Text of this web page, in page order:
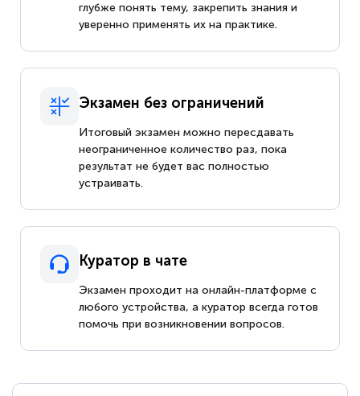
глубже понять тему, закрепить знания и
уверенно применять их на практике.
Экзамен без ограничений
Итоговый экзамен можно пересдавать
неограниченное количество раз, пока
результат не будет вас полностью
устраивать.
Куратор в чате
Экзамен проходит на онлайн-платформе с
любого устройства, а куратор всегда готов
помочь при возникновении вопросов.